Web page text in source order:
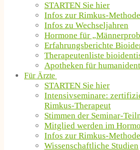
STARTEN Sie hier
Infos zur Rimkus-Methode
Infos zu Wechseljahren
Hormone für
Erfahrungsberichte
Therapeutenliste
Apotheken für
Für Ärzte
STARTEN Sie hier
Intensivseminare:
Rimkus-Therapeut
Stimmen der Seminar-
Mitglied werden im
Infos zur Rimkus-Methode
Wissenschaftliche Studien